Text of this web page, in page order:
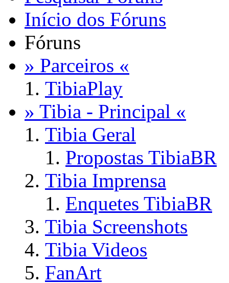
Início dos Fóruns
Fóruns
» Parceiros «
TibiaPlay
» Tibia - Principal «
Tibia Geral
Propostas TibiaBR
Tibia Imprensa
Enquetes TibiaBR
Tibia Screenshots
Tibia Videos
FanArt